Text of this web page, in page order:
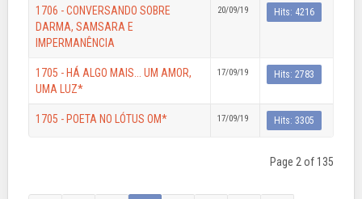
1706 - CONVERSANDO SOBRE
DARMA, SAMSARA E
IMPERMANÊNCIA
20/09/19 Hits: 4216
1705 - HÁ ALGO MAIS... UM AMOR,
UMA LUZ*
17/09/19 Hits: 2783
1705 - POETA NO LÓTUS OM* 17/09/19 Hits: 3305
Page 2 of 135